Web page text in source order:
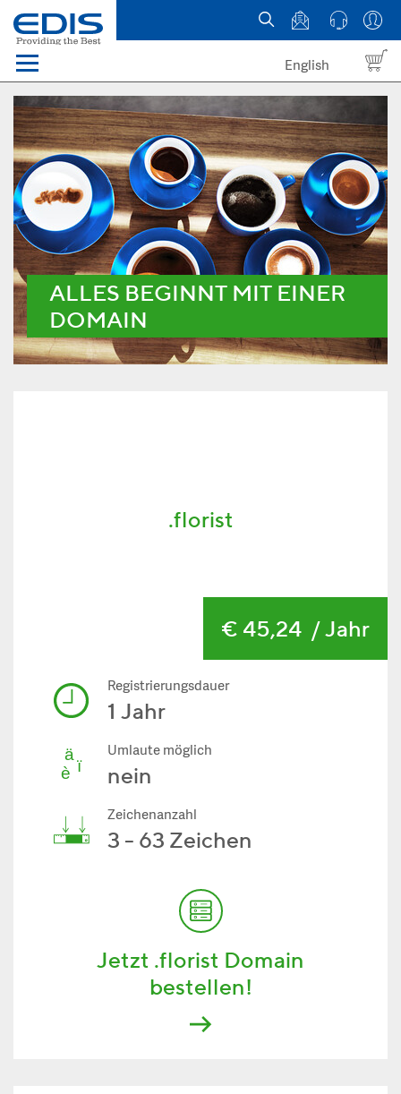
Menü
Domains
Webhosting Österreich
News
über EDIS
English
ALLES BEGINNT MIT EINER
DOMAIN
.florist
€ 45,24 / Jahr
Registrierungsdauer
1 Jahr
Umlaute möglich
nein
Zeichenanzahl
3 - 63 Zeichen
Jetzt .florist Domain
bestellen!